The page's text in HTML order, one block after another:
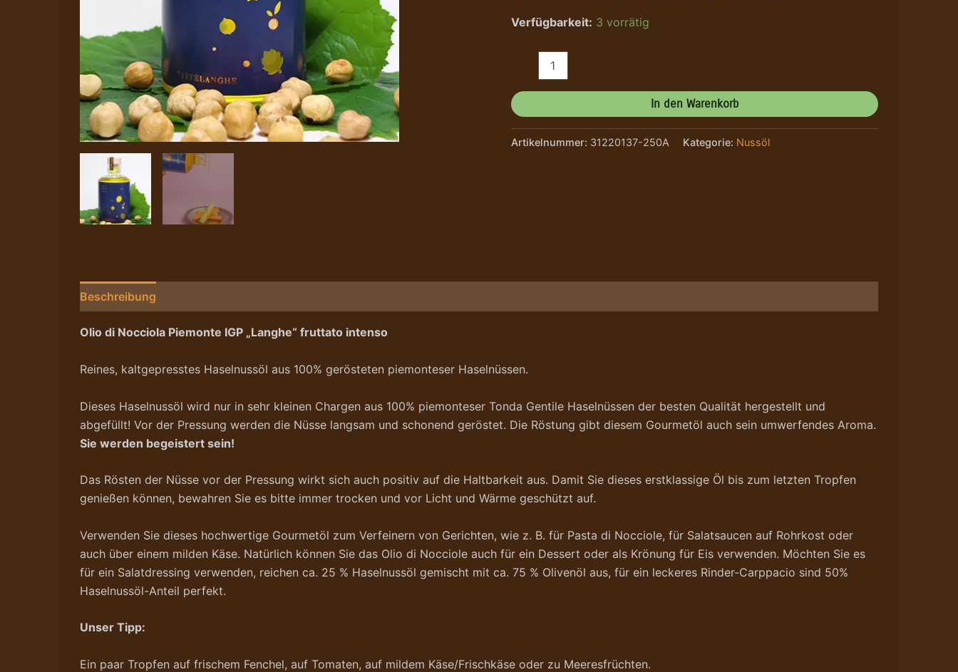
Verfügbarkeit: 3 vorrätig
In den Warenkorb
Artikelnummer: 31220137-250A Kategorie: Nussöl
Beschreibung
Olio di Nocciola Piemonte IGP „Langhe“ fruttato intenso
Reines, kaltgepresstes Haselnussöl aus 100% gerösteten piemonteser Haselnüssen.
Dieses Haselnussöl wird nur in sehr kleinen Chargen aus 100% piemonteser Tonda Gentile Haselnüssen der besten Qualität hergestellt und
abgefüllt! Vor der Pressung werden die Nüsse langsam und schonend geröstet. Die Röstung gibt diesem Gourmetöl auch sein umwerfendes Aroma.
Sie werden begeistert sein!
Das Rösten der Nüsse vor der Pressung wirkt sich auch positiv auf die Haltbarkeit aus. Damit Sie dieses erstklassige Öl bis zum letzten Tropfen
genießen können, bewahren Sie es bitte immer trocken und vor Licht und Wärme geschützt auf.
Verwenden Sie dieses hochwertige Gourmetöl zum Verfeinern von Gerichten, wie z. B. für Pasta di Nocciole, für Salatsaucen auf Rohrkost oder
auch über einem milden Käse. Natürlich können Sie das Olio di Nocciole auch für ein Dessert oder als Krönung für Eis verwenden. Möchten Sie es
für ein Salatdressing verwenden, reichen ca. 25 % Haselnussöl gemischt mit ca. 75 % Olivenöl aus, für ein leckeres Rinder-Carppacio sind 50%
Haselnussöl-Anteil perfekt.
Unser Tipp:
Ein paar Tropfen auf frischem Fenchel, auf Tomaten, auf mildem Käse/Frischkäse oder zu Meeresfrüchten.